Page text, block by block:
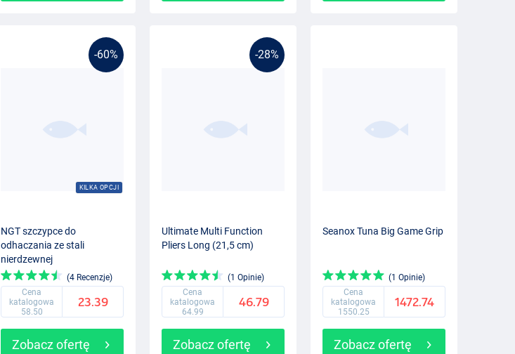
-60%
KILKA OPCJI
NGT szczypce do
odhaczania ze stali
nierdzewnej
(4 Recenzje)
Cena
katalogowa
58.50
23.39
Zobacz ofertę
-28%
Ultimate Multi Function
Pliers Long (21,5 cm)
(1 Opinie)
Cena
katalogowa
64.99
46.79
Zobacz ofertę
Seanox Tuna Big Game Grip
(1 Opinie)
Cena
katalogowa
1550.25
1472.74
Zobacz ofertę